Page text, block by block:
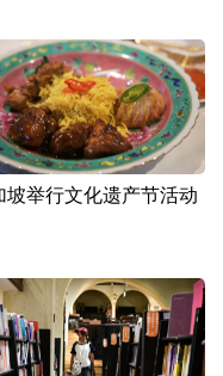
坡举行文化遗产节活动